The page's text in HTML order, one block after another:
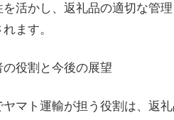
を活かし、返礼品の適切な管
ます。
の役割と今後の展望
マト運輸が担う役割は、返